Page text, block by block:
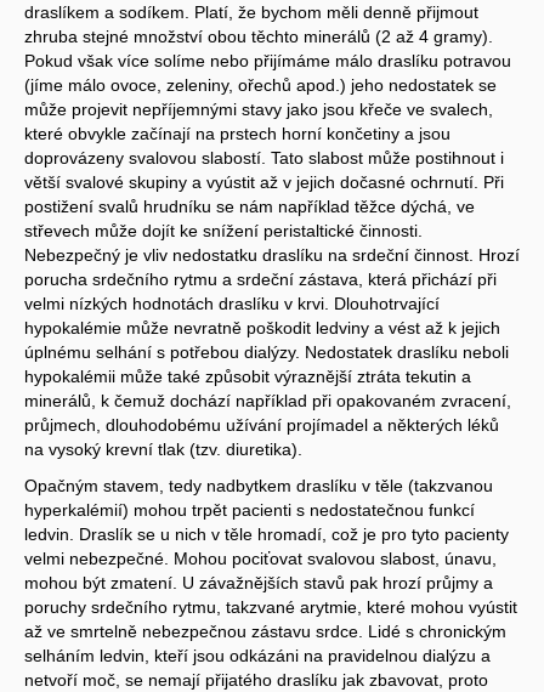
draslíkem a sodíkem. Platí, že bychom měli denně přijmout
zhruba stejné množství obou těchto minerálů (2 až 4 gramy).
Pokud však více solíme nebo přijímáme málo draslíku potravou
(jíme málo ovoce, zeleniny, ořechů apod.) jeho nedostatek se
může projevit nepříjemnými stavy jako jsou křeče ve svalech,
které obvykle začínají na prstech horní končetiny a jsou
doprovázeny svalovou slabostí. Tato slabost může postihnout i
větší svalové skupiny a vyústit až v jejich dočasné ochrnutí. Při
postižení svalů hrudníku se nám například těžce dýchá, ve
střevech může dojít ke snížení peristaltické činnosti.
Nebezpečný je vliv nedostatku draslíku na srdeční činnost. Hrozí
porucha srdečního rytmu a srdeční zástava, která přichází při
velmi nízkých hodnotách draslíku v krvi. Dlouhotrvající
hypokalémie může nevratně poškodit ledviny a vést až k jejich
úplnému selhání s potřebou dialýzy. Nedostatek draslíku neboli
hypokalémii může také způsobit výraznější ztráta tekutin a
minerálů, k čemuž dochází například při opakovaném zvracení,
průjmech, dlouhodobému užívání projímadel a některých léků
na vysoký krevní tlak (tzv. diuretika).
Opačným stavem, tedy nadbytkem draslíku v těle (takzvanou
hyperkalémií) mohou trpět pacienti s nedostatečnou funkcí
ledvin. Draslík se u nich v těle hromadí, což je pro tyto pacienty
velmi nebezpečné. Mohou pociťovat svalovou slabost, únavu,
mohou být zmatení. U závažnějších stavů pak hrozí průjmy a
poruchy srdečního rytmu, takzvané arytmie, které mohou vyústit
až ve smrtelně nebezpečnou zástavu srdce. Lidé s chronickým
selháním ledvin, kteří jsou odkázáni na pravidelnou dialýzu a
netvoří moč, se nemají přijatého draslíku jak zbavovat, proto